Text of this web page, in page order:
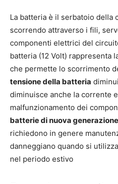
La batteria è il serbatoio della
scorrendo attraverso i fili,
componenti elettrici del
batteria (12 Volt) rappresenta
che permette lo scorrimento
tensione della batteria
diminuisce anche la corrente
malfunzionamento dei
batterie di nuova generazione
richiedono in genere
danneggiano quando si
nel periodo estivo